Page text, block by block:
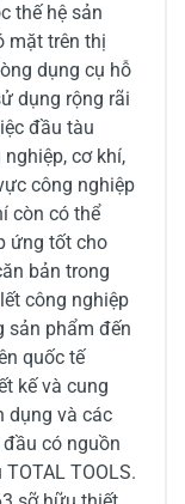
thế hệ sản
mặt trên thị
dụng cụ hỗ
dụng rộng rãi
đầu tàu
cơ khí,
công nghiệp
còn có thể
ứng tốt cho
bản trong
công nghiệp
sản phẩm đến
quốc tế
kế và cung
dụng và các
có nguồn
TOOLS.